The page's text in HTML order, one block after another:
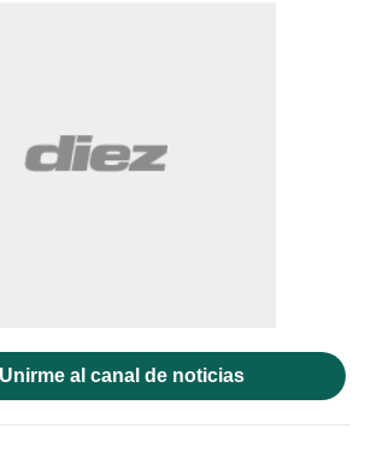
Unirme al canal de noticias